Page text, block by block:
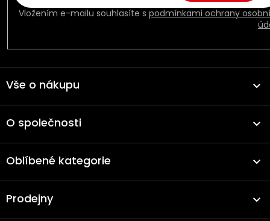
Vložením e-mailu souhlasíte s podmínkami ochrany
Vše o nákupu
O společnosti
Oblíbené kategorie
Prodejny